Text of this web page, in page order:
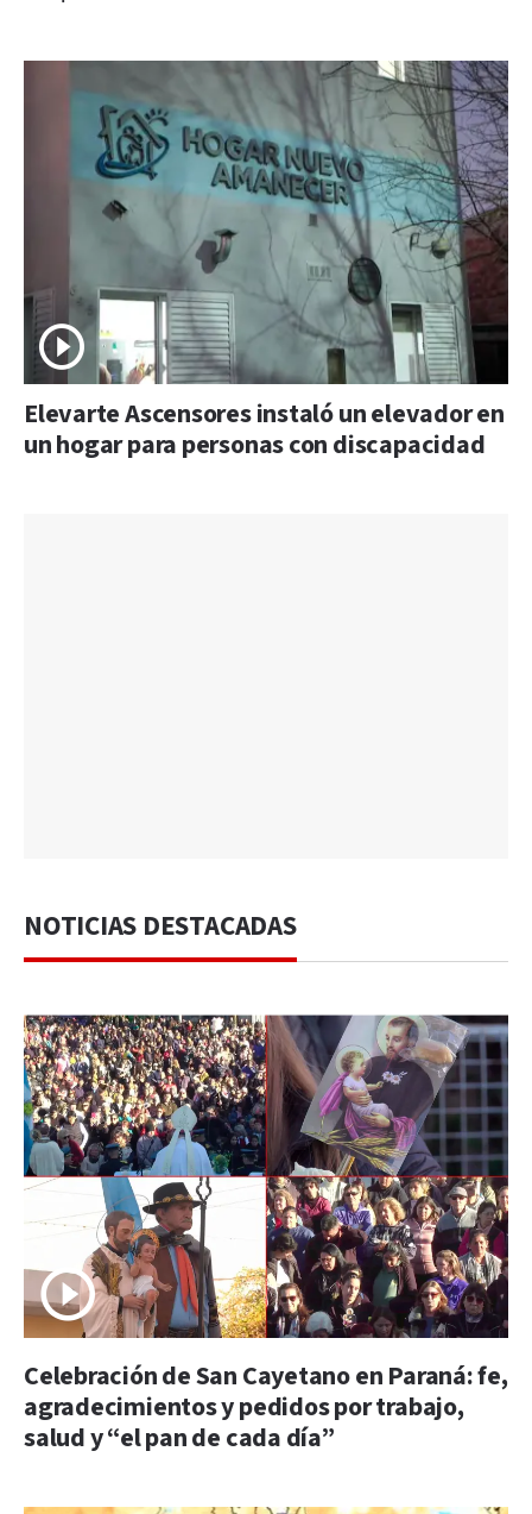
Elevarte Ascensores instaló un elevador en
un hogar para personas con discapacidad
NOTICIAS DESTACADAS
Celebración de San Cayetano en Paraná: fe,
agradecimientos y pedidos por trabajo,
salud y “el pan de cada día”